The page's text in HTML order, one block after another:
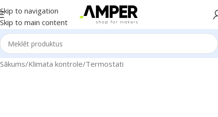
Skip to navigation
Skip to main content
Sākums/Klimata kontrole/Termostati